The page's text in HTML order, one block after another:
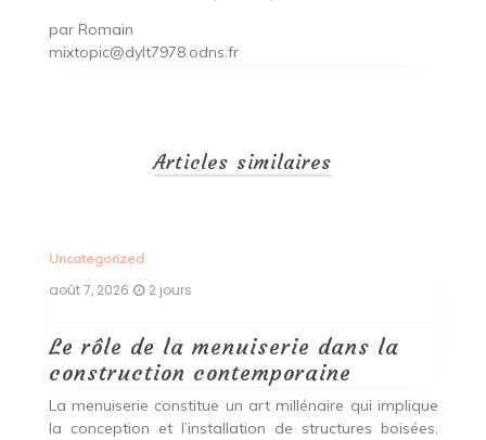
par Romain
mixtopic@dylt7978.odns.fr
Articles similaires
Uncategorized
août 7, 2026 2 jours
Le rôle de la menuiserie dans la
construction contemporaine
La menuiserie constitue un art millénaire qui implique
la conception et l’installation de structures boisées,